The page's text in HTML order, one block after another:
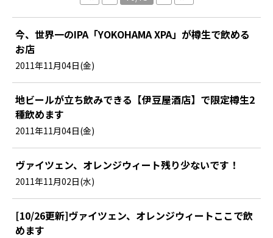
今、世界一のIPA「YOKOHAMA XPA」が樽生で飲める
お店
2011年11月04日(金)
地ビールが立ち飲みできる【伊豆屋酒店】で限定樽生2
種飲めます
2011年11月04日(金)
ヴァイツェン、オレンジウィート残り少ないです！
2011年11月02日(水)
[10/26更新]ヴァイツェン、オレンジウィートここで飲
めます